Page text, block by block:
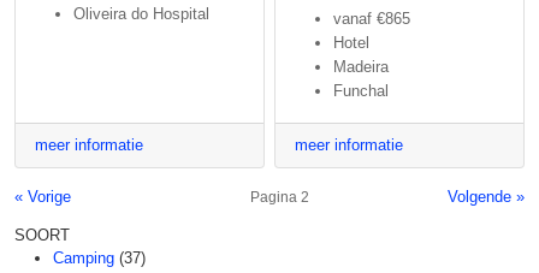
Oliveira do Hospital
meer informatie
vanaf €865
Hotel
Madeira
Funchal
meer informatie
« Vorige Volgende »
Pagina 2
SOORT
Camping (37)